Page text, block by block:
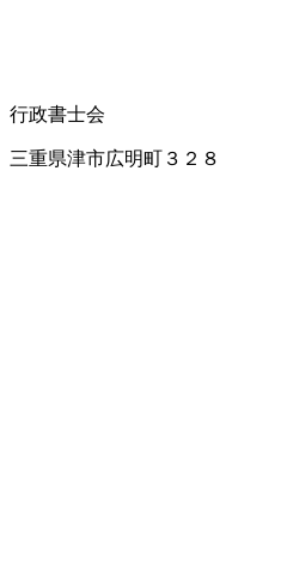
行政書士会
三重県津市広明町３２８